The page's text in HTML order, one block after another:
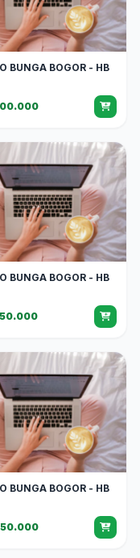
BUNGA BOGOR - HB
BUNGA BOGOR - HB
BUNGA BOGOR - HB